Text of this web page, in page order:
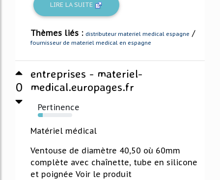
LIRE LA SUITE
Thèmes liés : distributeur materiel medical espagne /
fournisseur de materiel medical en espagne
0
entreprises - materiel-
medical.europages.fr
Pertinence
14%
Matériel médical
Ventouse de diamètre 40,50 où 60mm
complète avec chaînette, tube en silicone
et poignée Voir le produit